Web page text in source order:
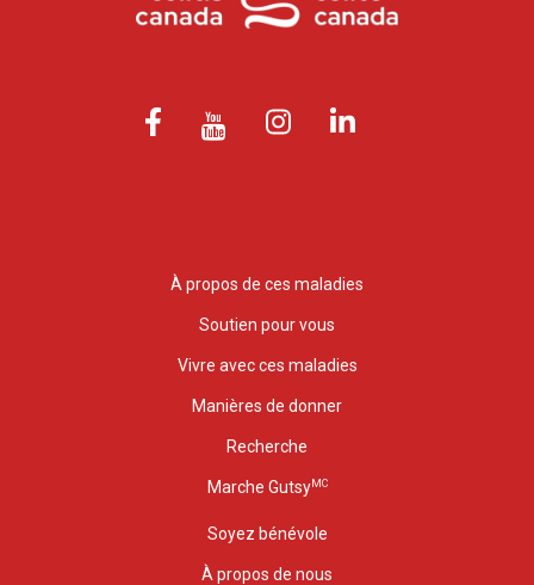
À propos de ces maladies
Soutien pour vous
Vivre avec ces maladies
Manières de donner
Recherche
Marche GutsyMC
Soyez bénévole
À propos de nous